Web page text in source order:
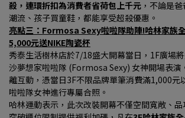
殺，連環折扣為消費者省荷包上千元 ，不論是
潮流、孩子買童鞋，都能享受超殺優惠。
亮點三：Formosa Sexy啦啦隊助陣!哈林家族
5,000元送NIKE陶瓷杯
秀泰生活樹林店於7/18盛大開幕當日，1F廣場
沙夢想家啦啦隊 (Formosa Sexy) 女神開場表演
離互動，憑當日3F不限品牌單筆消費滿1,000元
啦啦隊女神進行專屬合照。
哈林運動表示，此次改裝開幕不僅空間寬敞、